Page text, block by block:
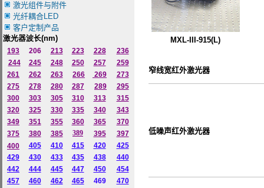
激光组件与附件
光纤耦合LED
客户定制产品
激光器波长(nm)
193 206 213 223 228
236
244
245 248 250 257
259
261
262 263 266 269
273
275
278 280 287 289
295
300
303 305 310 313
315
320
325 330 335 340
343
349
351 355 360 365
370
375
380 385 389 395
397
400
405 410 415 420
425
429
430 433 435 438
440
442
444 445 447 450
454
457
460 462 465 469
470
MXL-III-915(L)
窄线宽红外激光器
低噪声红外激光器